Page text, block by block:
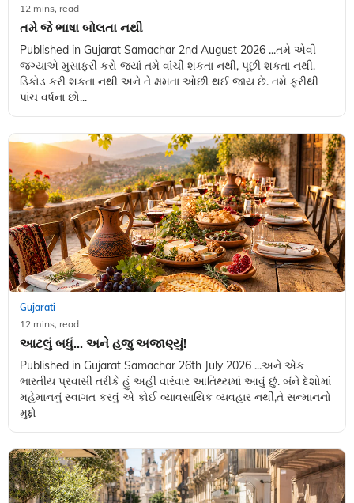
12 mins, read
તમે જે ભાષા બોલતા નથી
Published in Gujarat Samachar 2nd August 2026 ...તમે એવી
જગ્યાએ મુસાફરી કરો જ્યાં તમે વાંચી શકતા નથી, પૂછી શકતા નથી,
ડિકોડ કરી શકતા નથી અને તે ક્ષમતા ઓછી થઈ જાય છે. તમે ફરીથી
પાંચ વર્ષના છો...
Gujarati
12 mins, read
આટલું બધું... અને હજુ અજાણ્યું!
Published in Gujarat Samachar 26th July 2026 ...અને એક
ભારતીય પ્રવાસી તરીકે હું અહીં વારંવાર આતિથ્યમાં આવું છું. બંને દેશોમાં
મહેમાનનું સ્વાગત કરવું એ કોઈ વ્યાવસાયિક વ્યવહાર નથી,તે સન્માનનો
મુદ્દો